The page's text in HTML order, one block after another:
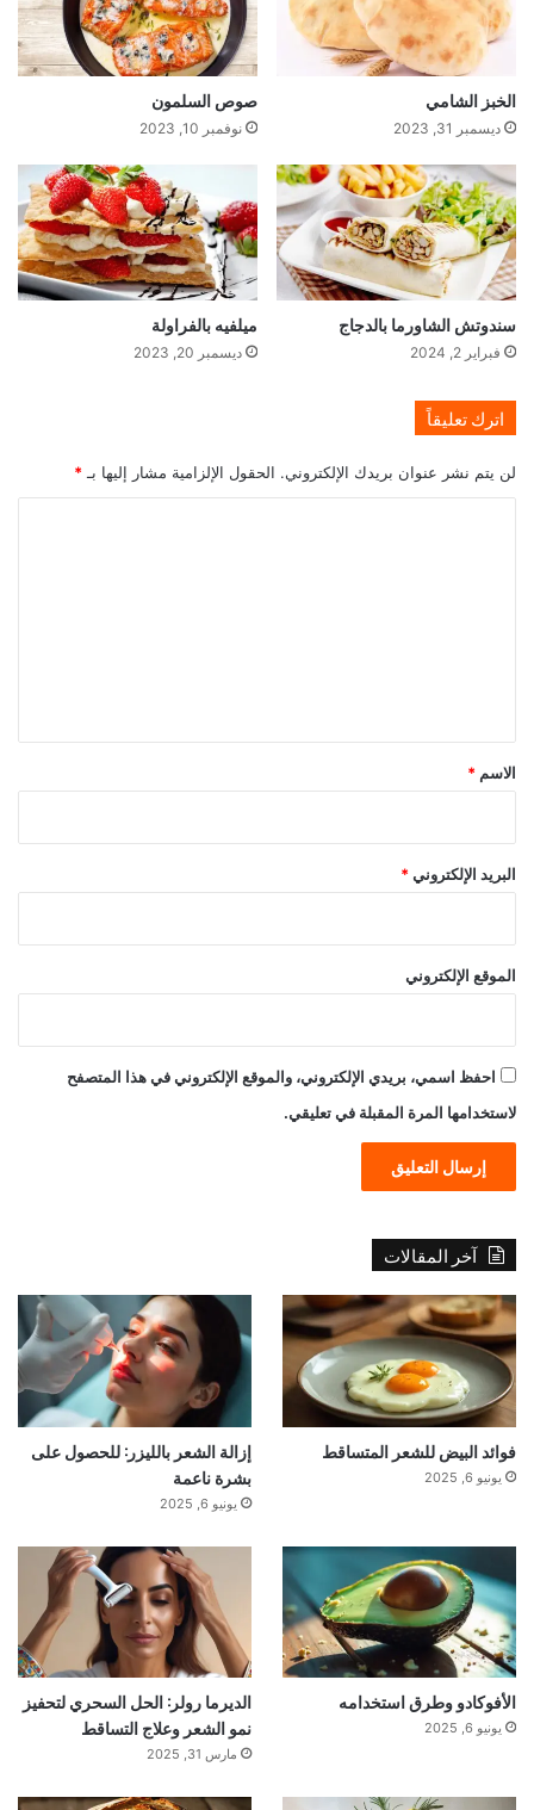
الخبز الشامي
ديسمبر 31, 2023
صوص السلمون
نوفمبر 10, 2023
سندوتش الشاورما بالدجاج
فبراير 2, 2024
ميلفيه بالفراولة
ديسمبر 20, 2023
اترك تعليقاً
لن يتم نشر عنوان بريدك الإلكتروني. الحقول الإلزامية مشار إليها بـ *
*
الاسم *
البريد الإلكتروني *
الموقع الإلكتروني
احفظ اسمي، بريدي الإلكتروني، والموقع الإلكتروني في هذا المتصفح
لاستخدامها المرة المقبلة في تعليقي.
آخر المقالات
فوائد البيض للشعر المتساقط
يونيو 6, 2025
إزالة الشعر بالليزر: للحصول على
بشرة ناعمة
يونيو 6, 2025
الأفوكادو وطرق استخدامه
يونيو 6, 2025
الديرما رولر: الحل السحري لتحفيز
نمو الشعر وعلاج التساقط
مارس 31, 2025